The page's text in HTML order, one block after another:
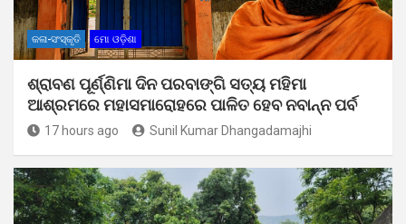
କଳା-ସଂସ୍କୃତି ମୋ ଓଡ଼ିଶା
ଶ୍ରାବଣ ପୂର୍ଣ୍ଣିମା ଦିନ ପରବାଙ୍ଗି ସତ୍ୟ ମହିମା
ଆଶ୍ରମରେ ମହାସମାରୋହରେ ପାଳିତ ହେବ ନବାନ୍ନ ପର୍ବ
17 hours ago Sunil Kumar Dhangadamajhi